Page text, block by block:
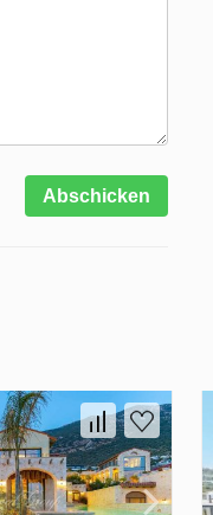
Abschicken